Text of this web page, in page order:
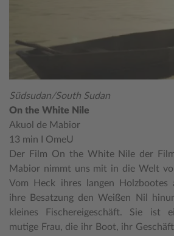
Südsudan/South Sudan
On the White Nile
Akuol de Mabior
13 min I OmeU
Der Film On the White Nile der
Mabior nimmt uns mit in die Welt
Vom Heck ihres langen Holzbootes
ihre Besatzung den Weißen Nil
kleines Fischereigeschäft. Sie ist
mutige Frau, die ihr Boot, ihr